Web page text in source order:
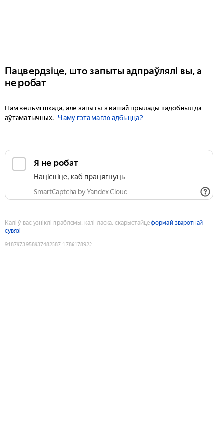
Пацвердзіце, што запыты адпраўлялі вы, а
не робат
Нам вельмі шкада, але запыты з вашай прылады падобныя да
аўтаматычных.
Чаму гэта магло адбыцца?
Я не робат
Націсніце, каб працягнуць
SmartCaptcha by Yandex Cloud
Калі ў вас узніклі праблемы, калі ласка, скарыстайцеформай зваротнай
сувязі
9187973958937482587:1786178922